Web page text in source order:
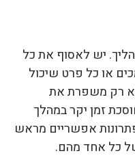
יש לאסוף את כל
או כל פרט שיכול
רק משפרת את
זמן יקר במהלך
אפשריים מראש
כל אחד מהם.